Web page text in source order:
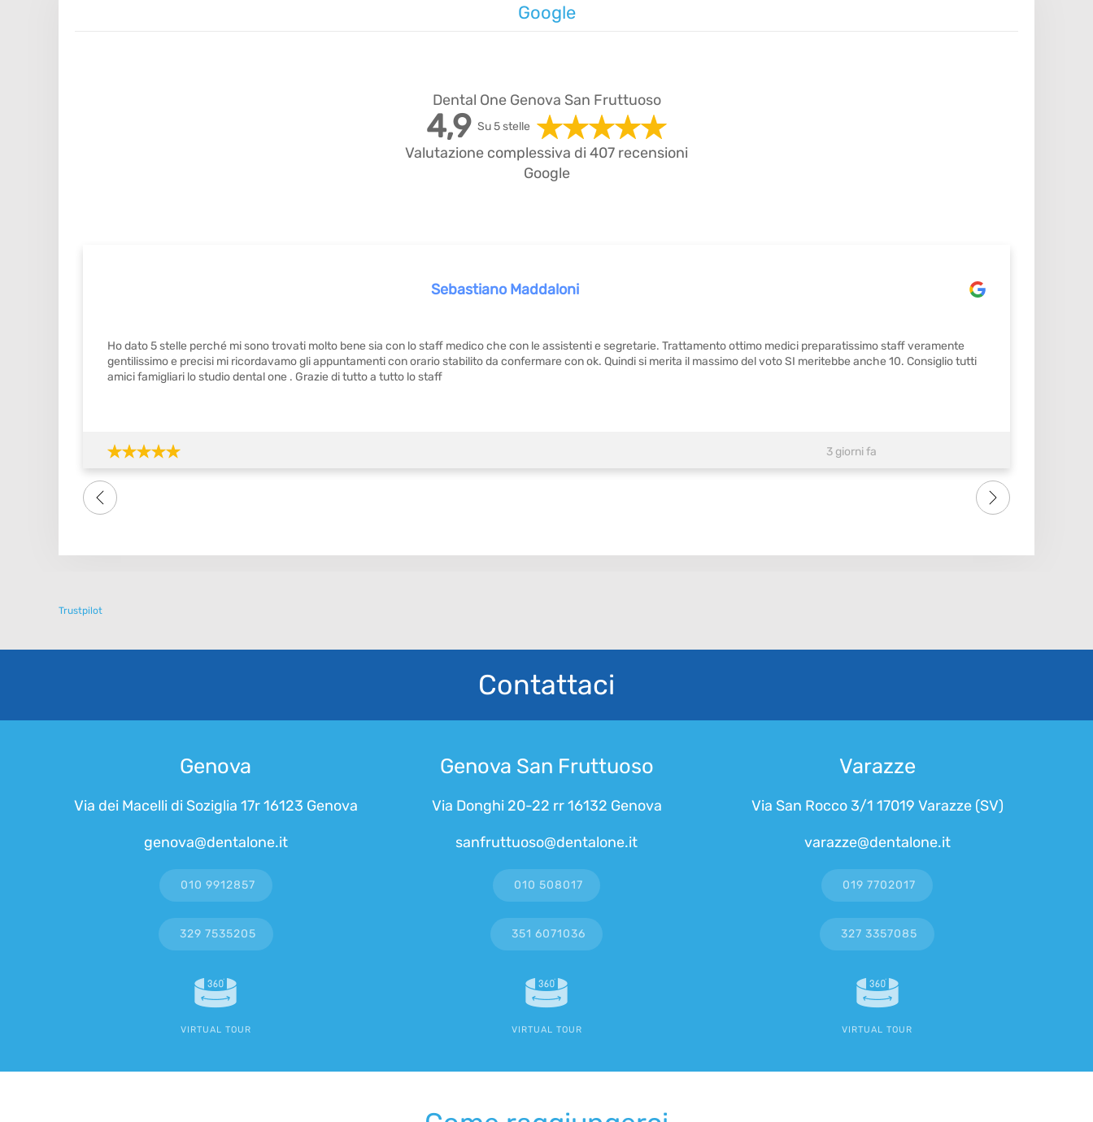
Google
Dental One Genova San Fruttuoso
4,9 Su 5 stelle
Valutazione complessiva di 407 recensioni
Google
Sebastiano Maddaloni
3 giorni fa
Ho dato 5 stelle perché mi sono trovati molto bene sia con lo staff medico che con le assistenti e segretarie. Trattamento ottimo medici preparatissimo staff veramente
gentilissimo e precisi mi ricordavamo gli appuntamenti con orario stabilito da confermare con ok. Quindi si merita il massimo del voto SI meritebbe anche 10. Consiglio tutti
amici famigliari lo studio dental one . Grazie di tutto a tutto lo staff
Trustpilot
Contattaci
Genova
Via dei Macelli di Soziglia 17r 16123 Genova
genova@dentalone.it
010 9912857
329 7535205
VIRTUAL TOUR
Genova San Fruttuoso
Via Donghi 20-22 rr 16132 Genova
sanfruttuoso@dentalone.it
010 508017
351 6071036
VIRTUAL TOUR
Varazze
Via San Rocco 3/1 17019 Varazze (SV)
varazze@dentalone.it
019 7702017
327 3357085
VIRTUAL TOUR